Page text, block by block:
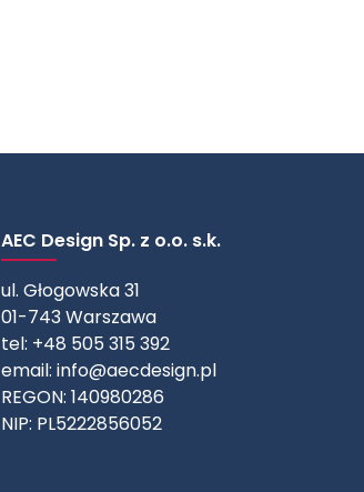
AEC Design Sp. z o.o. s.k.
ul. Głogowska 31
01-743 Warszawa
tel: +48 505 315 392
email: info@aecdesign.pl
REGON: 140980286
NIP: PL5222856052